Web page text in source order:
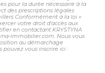
pour la durée nécessaire à la
des prescriptions légales
Conformément à la loi «
votre droit d'accès aux
en contactant KRYSTYNA
immobilier.com. Nous vous
au démarchage
pouvez vous inscrire ici :